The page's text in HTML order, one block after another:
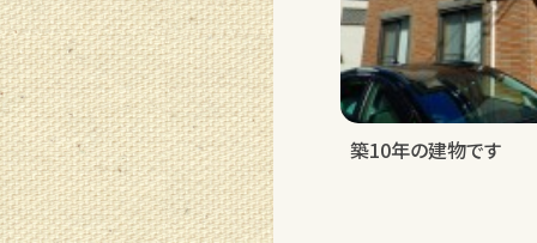
築10年の建物です